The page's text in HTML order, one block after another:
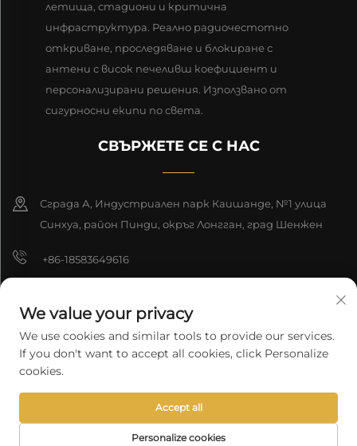
летища, стадиони и критична
инфраструктура. Реално радиочестотно
откриване, проследяване и блокиране с
антени с висок печеливш коефициент и
персонализирани решения. Използвано от
сигурносни екипи по света.
СВЪРЖЕТЕ СЕ С НАС
Сграда А, Индустриален парк Каишанде, №1 улица
Синхуа, район Пинди, окръг Лонгган, град Шенжен
+86-18583649616
8618165761396
Автоматно право © 2026 Шънджън Лонгюан Технолоджи К.о.,
Лтд. Всички права запазени. Политика за поверителност
We value your privacy
We use cookies and similar tools to provide our services.
If you don't want to accept all cookies, click Personalize
cookies.
Personalize cookies
Accept all